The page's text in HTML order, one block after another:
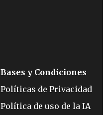
Bases y Condiciones
Políticas de Privacidad
Política de uso de la IA